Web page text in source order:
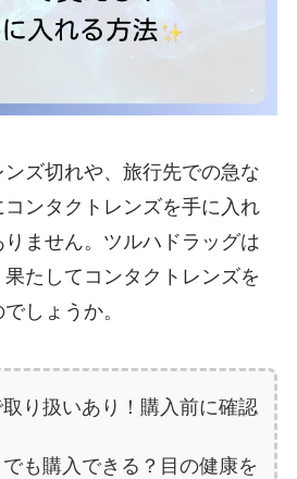
ズ切れや、旅行先での急な
ンタクトレンズを手に入れ
ません。ツルハドラッグは
たしてコンタクトレンズを
しょうか。
り扱いあり！購入前に確認
も購入できる？目の健康を